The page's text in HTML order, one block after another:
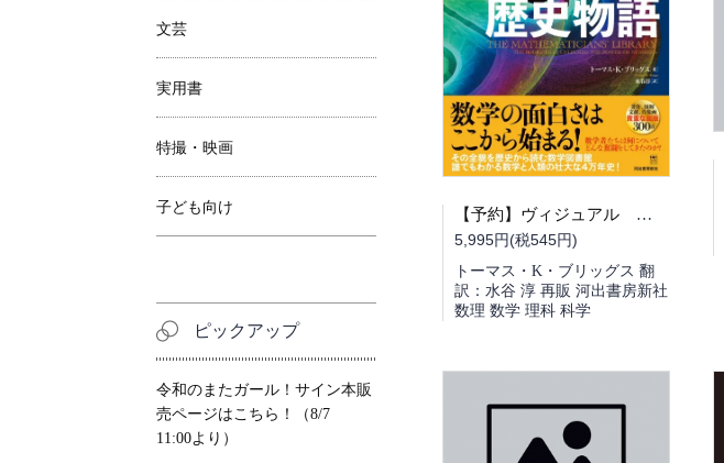
【予約】ヴィジュアル 数学の歴史物語（10/22頃発送予定）
5,995円(税545円)
トーマス・K・ブリッグス 翻
訳：水谷 淳 再販 河出書房新社
数理 数学 理科 科学
文芸
実用書
特撮・映画
子ども向け
ピックアップ
令和のまたガール！サイン本販
売ページはこちら！（8/7
11:00より）